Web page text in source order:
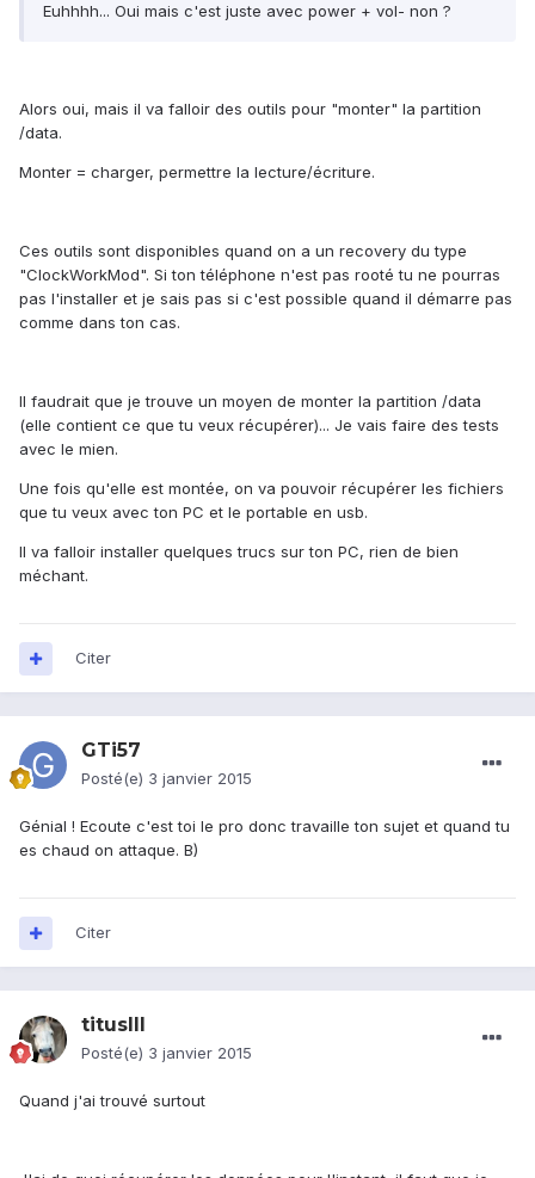
Euhhhh... Oui mais c'est juste avec power + vol- non ?
Alors oui, mais il va falloir des outils pour "monter" la partition
/data.
Monter = charger, permettre la lecture/écriture.
Ces outils sont disponibles quand on a un recovery du type
"ClockWorkMod". Si ton téléphone n'est pas rooté tu ne pourras
pas l'installer et je sais pas si c'est possible quand il démarre pas
comme dans ton cas.
Il faudrait que je trouve un moyen de monter la partition /data
(elle contient ce que tu veux récupérer)... Je vais faire des tests
avec le mien.
Une fois qu'elle est montée, on va pouvoir récupérer les fichiers
que tu veux avec ton PC et le portable en usb.
Il va falloir installer quelques trucs sur ton PC, rien de bien
méchant.
Citer
GTi57
Posté(e) 3 janvier 2015
Génial ! Ecoute c'est toi le pro donc travaille ton sujet et quand tu
es chaud on attaque. B)
Citer
titusIII
Posté(e) 3 janvier 2015
Quand j'ai trouvé surtout